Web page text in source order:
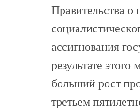
Правительства
ассигнования
результате
больший рост
третьем